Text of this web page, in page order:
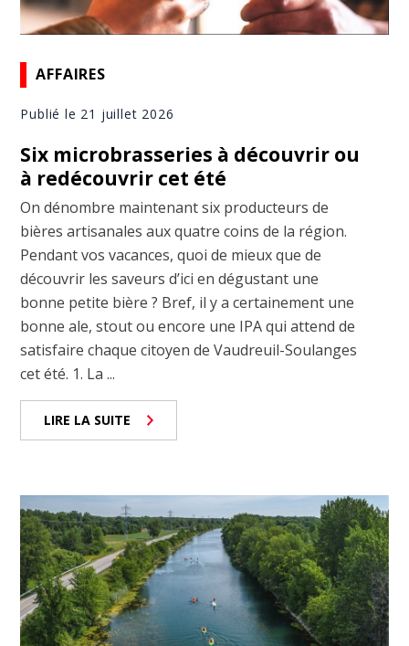
AFFAIRES
Publié le 21 juillet 2026
Six microbrasseries à découvrir ou
à redécouvrir cet été
On dénombre maintenant six producteurs de
bières artisanales aux quatre coins de la région.
Pendant vos vacances, quoi de mieux que de
découvrir les saveurs d’ici en dégustant une
bonne petite bière ? Bref, il y a certainement une
bonne ale, stout ou encore une IPA qui attend de
satisfaire chaque citoyen de Vaudreuil-Soulanges
cet été. 1. La ...
LIRE LA SUITE